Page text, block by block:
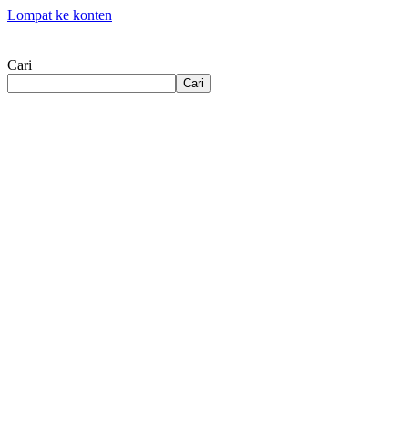
Lompat ke konten
Cari
Cari